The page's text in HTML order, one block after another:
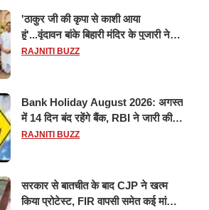
'ठाकुर जी की कृपा से काशी आया
हूं'...वृंदावन बांके बिहारी मंदिर के पुजारी ने
किया श्री काशी विश्वनाथ का जलाभिषेक
RAJNITI BUZZ
Bank Holiday August 2026: अगस्त
में 14 दिन बंद रहेंगे बैंक, RBI ने जारी की
छुट्टियों की लिस्ट​​​​​​​
RAJNITI BUZZ
सरकार से बातचीत के बाद CJP ने खत्म
किया प्रोटेस्ट, FIR वापसी समेत कई मांगों